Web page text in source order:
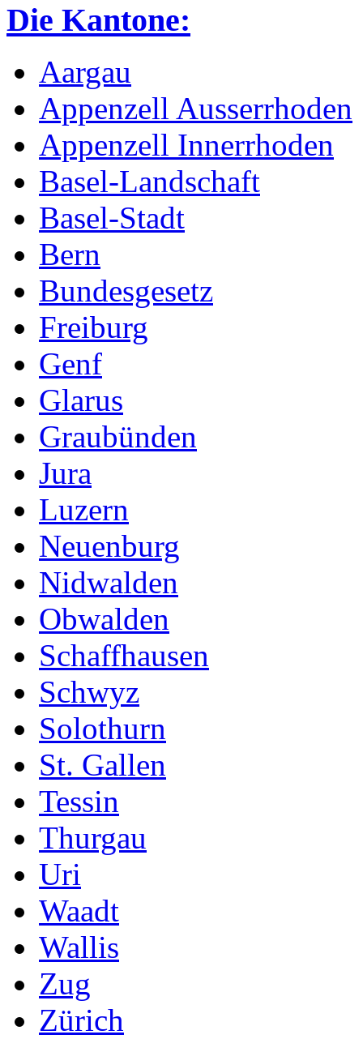
Die Kantone:
Aargau
Appenzell Ausserrhoden
Appenzell Innerrhoden
Basel-Landschaft
Basel-Stadt
Bern
Bundesgesetz
Freiburg
Genf
Glarus
Graubünden
Jura
Luzern
Neuenburg
Nidwalden
Obwalden
Schaffhausen
Schwyz
Solothurn
St. Gallen
Tessin
Thurgau
Uri
Waadt
Wallis
Zug
Zürich